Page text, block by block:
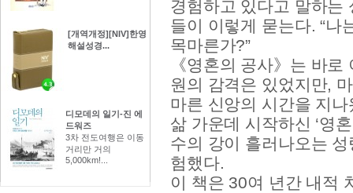
[개역개정][NIV]한영
해설성경...
디모데의 일기-진 에
드워즈
3차 전도여행은 이동
거리만 거의
5,000km!...
경험하고 있다고 말하는
들이 이렇게 묻는다. “나
목마른가?”
《영혼의 공사》는 바
원의 감격은 있었지만,
마른 신앙의 시간을 지
삶 가운데 시작하신 ‘영
수의 강이 흘러나오는
험했다.
이 책은 30여 년간 내적